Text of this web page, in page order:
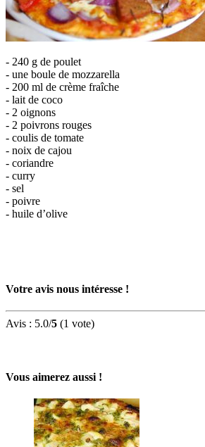
- 240 g de poulet
- une boule de mozzarella
- 200 ml de crème fraîche
- lait de coco
- 2 oignons
- 2 poivrons rouges
- coulis de tomate
- noix de cajou
- coriandre
- curry
- sel
- poivre
- huile d’olive
Votre avis nous intéresse !
Avis : 5.0/5 (1 vote)
Vous aimerez aussi !